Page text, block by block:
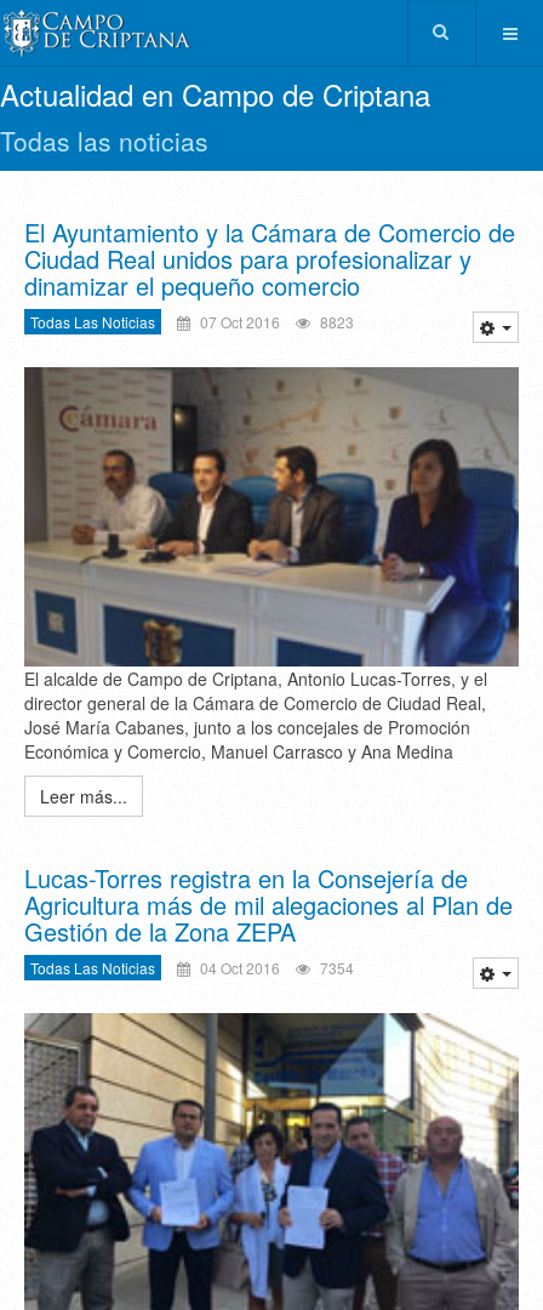
Actualidad en Campo de Criptana
Todas las noticias
El Ayuntamiento y la Cámara de Comercio de
Ciudad Real unidos para profesionalizar y
dinamizar el pequeño comercio
Todas Las Noticias 07 Oct 2016 8823
El alcalde de Campo de Criptana, Antonio Lucas-Torres, y el
director general de la Cámara de Comercio de Ciudad Real,
José María Cabanes, junto a los concejales de Promoción
Económica y Comercio, Manuel Carrasco y Ana Medina
Leer más...
Lucas-Torres registra en la Consejería de
Agricultura más de mil alegaciones al Plan de
Gestión de la Zona ZEPA
Todas Las Noticias 04 Oct 2016 7354